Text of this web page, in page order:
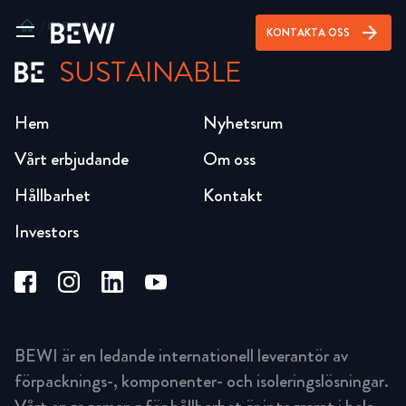
KONTAKTA OSS arrow_forward
home CIRCULAR
SUSTAINABLE
Hem
Vårt erbjudande
Hållbarhet
Investors
Nyhetsrum
Om oss
Kontakt
BEWI är en ledande internationell leverantör av
förpacknings-, komponenter- och isoleringslösningar.